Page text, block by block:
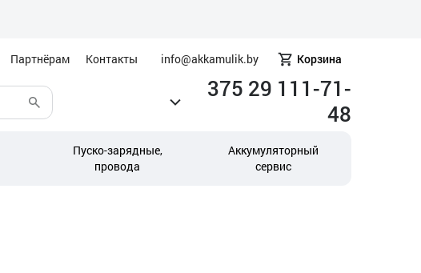
Партнёрам Контакты info@akkamulik.by Корзина
375 29 111-71-
48
Пуско-зарядные,
провода
Аккумуляторный
сервис